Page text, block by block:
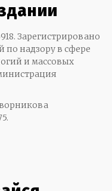
Зарегистрировано
по надзору в сфере
и массовых